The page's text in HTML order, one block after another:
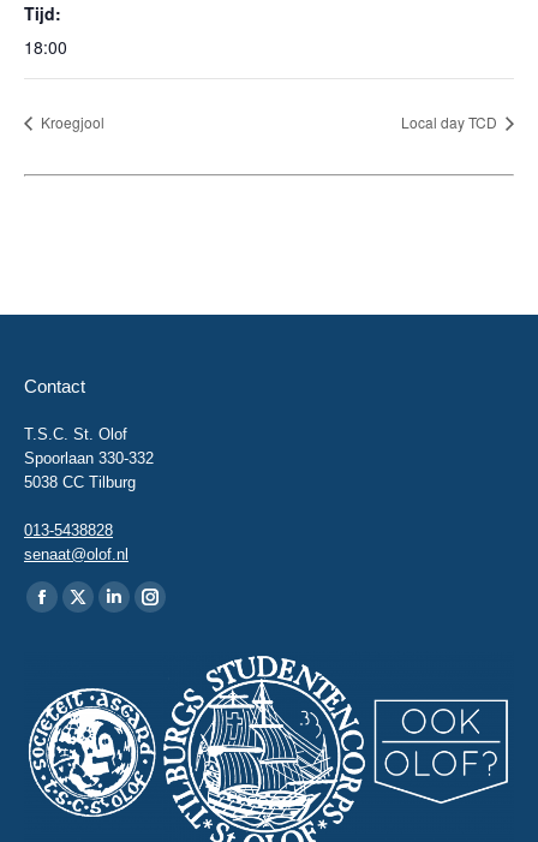
Tijd:
18:00
Kroegjool Local day TCD
Contact
T.S.C. St. Olof
Spoorlaan 330-332
5038 CC Tilburg
013-5438828
senaat@olof.nl
Vind ons op:
Facebook
in
new
window
X
in
new
window
Linkedin
in
new
window
Instagram
new
window